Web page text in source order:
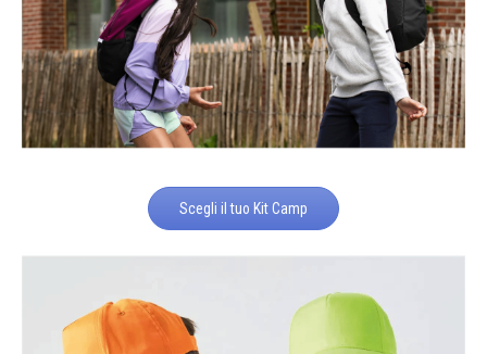
Scegli il tuo Kit Camp